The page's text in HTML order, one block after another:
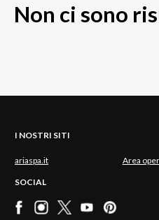
Non ci sono
I NOSTRI SITI
ariaspa.it Area
SOCIAL